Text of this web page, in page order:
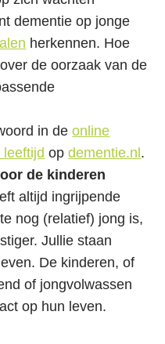
dementie op jonge
herkennen. Hoe
de oorzaak van de
in deonline
opdementie.nl.
de kinderen
altijd ingrijpende
nog (relatief) jong is,
Jullie staan
De kinderen, of
of jongvolwassen
op hun leven.